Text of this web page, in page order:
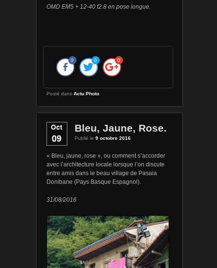
OMD EM5 + 12-40 f2.8 en pose longue.
0 0 0
Posté dans Actu Photo
Oct
09
Bleu, Jaune, Rose.
Publié le 9 octobre 2016
« Bleu, jaune, rose », ou comment s’accorder
avec l’architecture locale lorsque l’on discute
entre amis dans le beau village de Pasaia
Donibane (Pays Basque Espagnol).
31/08/2016